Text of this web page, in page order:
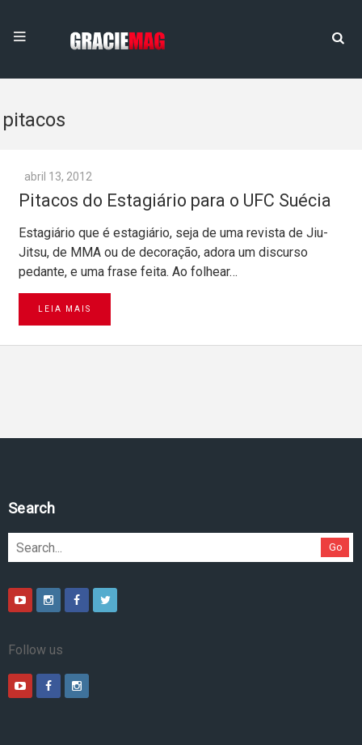
pitacos
abril 13, 2012
Pitacos do Estagiário para o UFC Suécia
Estagiário que é estagiário, seja de uma revista de Jiu-
Jitsu, de MMA ou de decoração, adora um discurso
pedante, e uma frase feita. Ao folhear…
LEIA MAIS
Search
Go
Follow us